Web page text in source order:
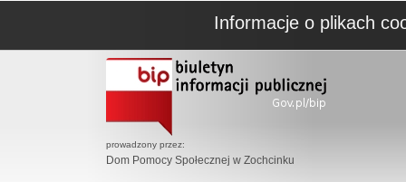
prowadzony przez:
Dom Pomocy Społecznej w Zochcinku
Informacje o plikach